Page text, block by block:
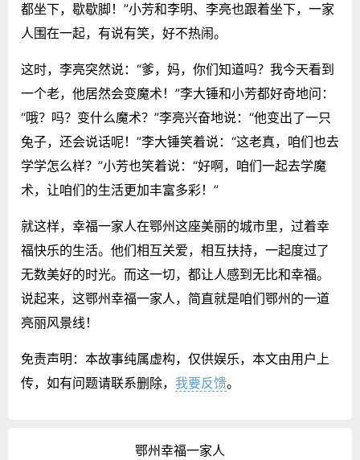
都坐下，歇歇脚！”小芳和李明、李亮也跟着坐下，一家
人围在一起，有说有笑，好不热闹。
这时，李亮突然说：“爹，妈，你们知道吗？我今天看到
一个老，他居然会变魔术！”李大锤和小芳都好奇地问：
“哦？吗？变什么魔术？”李亮兴奋地说：“他变出了一只
兔子，还会说话呢！”李大锤笑着说：“这老真，咱们也去
学学怎么样？”小芳也笑着说：“好啊，咱们一起去学魔
术，让咱们的生活更加丰富多彩！”
就这样，幸福一家人在鄂州这座美丽的城市里，过着幸
福快乐的生活。他们相互关爱，相互扶持，一起度过了
无数美好的时光。而这一切，都让人感到无比和幸福。
说起来，这鄂州幸福一家人，简直就是咱们鄂州的一道
亮丽风景线！
免责声明：本故事纯属虚构，仅供娱乐，本文由用户上
传，如有问题请联系删除， 我要反馈。
鄂州幸福一家人